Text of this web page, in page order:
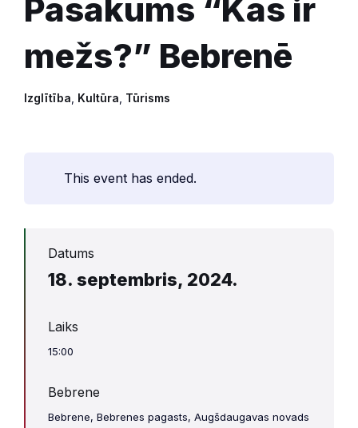
Pasākums “Kas ir
mežs?” Bebrenē
Izglītība Kultūra Tūrisms
This event has ended.
Datums
18. septembris, 2024.
Laiks
15:00
Bebrene
Bebrene, Bebrenes pagasts, Augšdaugavas novads